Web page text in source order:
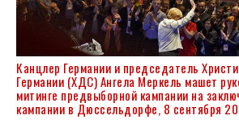
Канцлер Германии и председатель
Германии (ХДС) Ангела Меркель машет
митинге предвыборной кампании на
кампании в Дюссельдорфе, 8 сентября